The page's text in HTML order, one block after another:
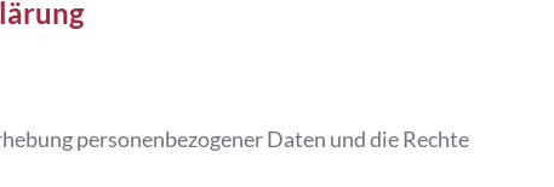
personenbezogener Daten und die Rechte